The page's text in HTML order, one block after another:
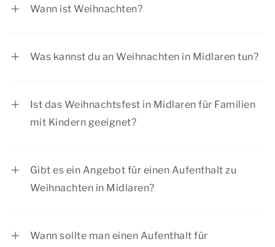
Wann ist Weihnachten?
Was kannst du an Weihnachten in Midlaren tun?
Ist das Weihnachtsfest in Midlaren für Familien
mit Kindern geeignet?
Gibt es ein Angebot für einen Aufenthalt zu
Weihnachten in Midlaren?
Wann sollte man einen Aufenthalt für